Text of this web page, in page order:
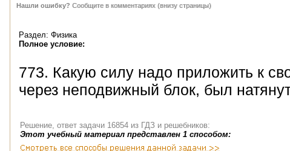
Нашли ошибку? Сообщите в комментариях (внизу страницы)
Раздел: Физика
Полное условие:
773. Какую силу надо приложить к
через неподвижный блок, был
Решение, ответ задачи 16854 из ГДЗ и решебников:
Этот учебный материал представлен 1 способом: